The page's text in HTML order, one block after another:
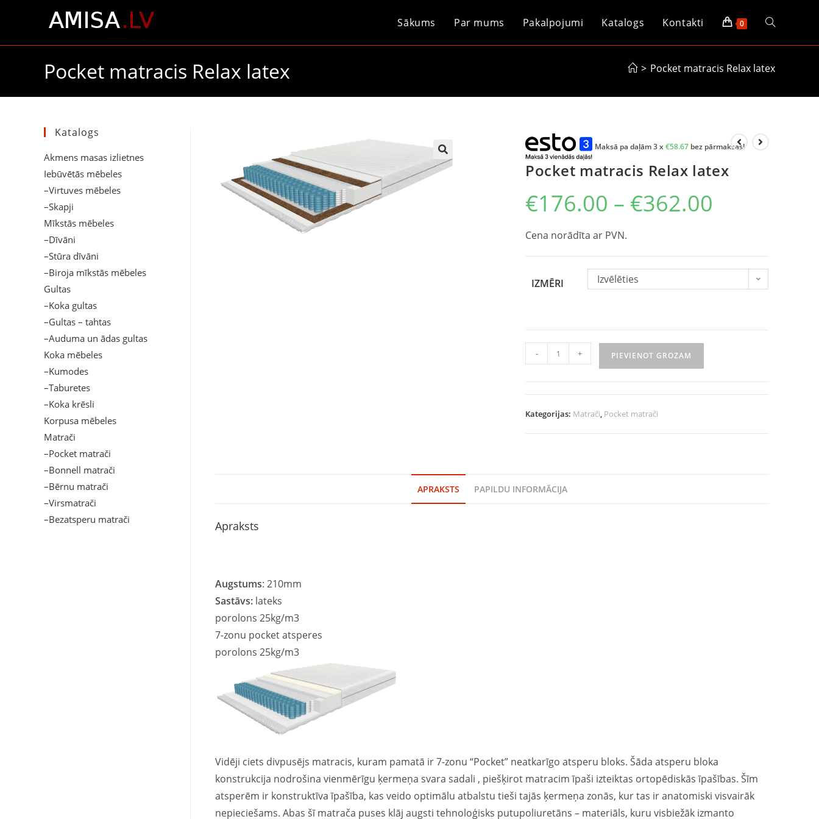
Sākums Par mums Pakalpojumi Katalogs Kontakti 0
Pocket matracis Relax latex > Pocket matracis Relax latex
Maksā pa daļām 3 x€58.67 bez pārmaksas!
Pocket matracis Relax latex
€176.00 – €362.00
Cena norādīta ar PVN.
IZMĒRI Izvēlēties
- + PIEVIENOT GROZAM
Kategorijas: Matrači, Pocket matrači
APRAKSTS PAPILDU INFORMĀCIJA
Apraksts
Augstums: 210mm
Sastāvs: lateks
porolons 25kg/m3
7-zonu pocket atsperes
porolons 25kg/m3
Vidēji ciets divpusējs matracis, kuram pamatā ir 7-zonu “Pocket” neatkarīgo atsperu bloks. Šāda atsperu bloka
konstrukcija nodrošina vienmērīgu ķermeņa svara sadali , piešķirot matracim īpaši izteiktas ortopēdiskās īpašības. Šīm
atsperēm ir konstruktīva īpašība, kas veido optimālu atbalstu tieši tajās ķermeņa zonās, kur tas ir anatomiski visvairāk
nepieciešams. Abas šī matrača puses klāj augsti tehnoloģisks putupoliuretāns – materiāls, kuru visbiežāk izmanto
Katalogs
Akmens masas izlietnes
Iebūvētās mēbeles
–Virtuves mēbeles
–Skapji
Mīkstās mēbeles
–Dīvāni
–Stūra dīvāni
–Biroja mīkstās mēbeles
Gultas
–Koka gultas
–Gultas – tahtas
–Auduma un ādas gultas
Koka mēbeles
–Kumodes
–Taburetes
–Koka krēsli
Korpusa mēbeles
Matrači
–Pocket matrači
–Bonnell matrači
–Bērnu matrači
–Virsmatrači
–Bezatsperu matrači